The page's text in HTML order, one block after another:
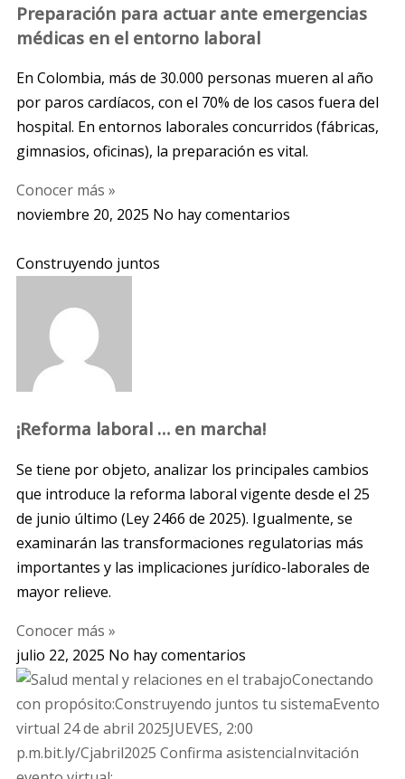
Preparación para actuar ante emergencias
médicas en el entorno laboral
En Colombia, más de 30.000 personas mueren al año
por paros cardíacos, con el 70% de los casos fuera del
hospital. En entornos laborales concurridos (fábricas,
gimnasios, oficinas), la preparación es vital.
Conocer más »
noviembre 20, 2025 No hay comentarios
Construyendo juntos
¡Reforma laboral … en marcha!
Se tiene por objeto, analizar los principales cambios
que introduce la reforma laboral vigente desde el 25
de junio último (Ley 2466 de 2025). Igualmente, se
examinarán las transformaciones regulatorias más
importantes y las implicaciones jurídico-laborales de
mayor relieve.
Conocer más »
julio 22, 2025 No hay comentarios